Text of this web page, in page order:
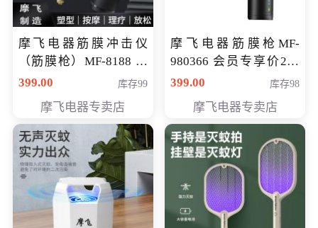
摩飞电器筋膜冲击仪
（筋膜枪）MF-8188 会
员专享价268元
399.00 库存99
摩飞电器专卖店
摩飞电器筋膜枪MF-
980366 会员专享价299
元
399.00 库存98
摩飞电器专卖店